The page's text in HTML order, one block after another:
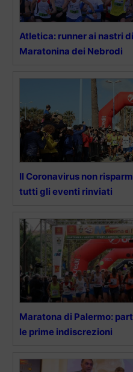
Atletica: runner ai nastri
Maratonina dei Nebrodi
Il Coronavirus non
tutti gli eventi rinviati
Maratona di Palermo:
le prime indiscrezioni